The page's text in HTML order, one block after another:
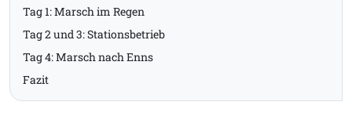
Tag 1: Marsch im Regen
Tag 2 und 3: Stationsbetrieb
Tag 4: Marsch nach Enns
Fazit